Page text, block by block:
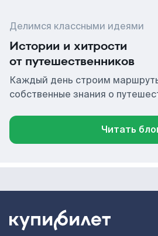
Делимся классными идеями
Истории и хитрости
от путешественников
Каждый день строим
собственные знания о
Читать